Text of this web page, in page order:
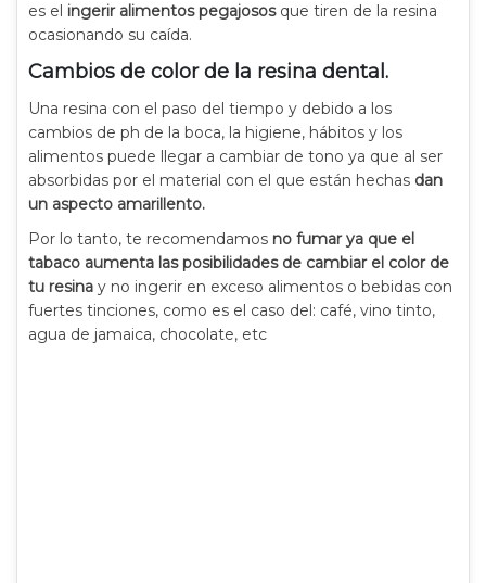
es el ingerir alimentos pegajososque tiren de la resina
ocasionando su caída.
Cambios de color de la resina dental.
Una resina con el paso del tiempo y debido a los
cambios de ph de la boca, la higiene, hábitos y los
alimentos puede llegar a cambiar de tono ya que al ser
absorbidas por el material con el que están hechas dan
un aspecto amarillento.
Por lo tanto, te recomendamos no fumar ya que el
tabaco aumenta las posibilidades de cambiar el color de
tu resina y no ingerir en exceso alimentos o bebidas con
fuertes tinciones, como es el caso del: café, vino tinto,
agua de jamaica, chocolate, etc